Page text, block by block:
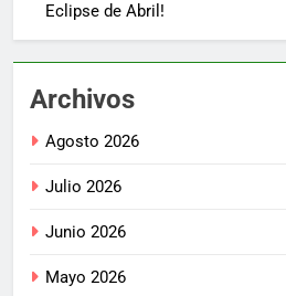
Eclipse de Abril!
Archivos
Agosto 2026
Julio 2026
Junio 2026
Mayo 2026